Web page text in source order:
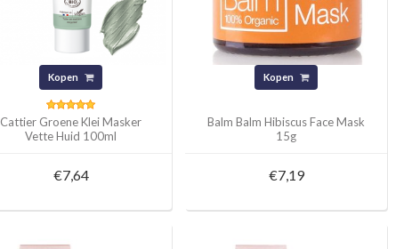
Kopen
Cattier Groene Klei Masker
Vette Huid 100ml
€7,64
Kopen
Balm Balm Hibiscus Face Mask
15g
€7,19